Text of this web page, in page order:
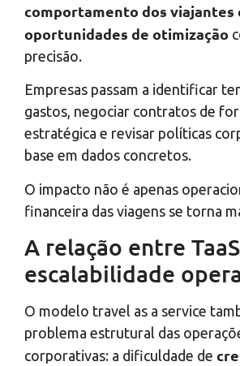
comportamento dos viajantes
oportunidades de otimização
precisão.
Empresas passam a identificar
gastos, negociar contratos de
estratégica e revisar políticas
base em dados concretos.
O impacto não é apenas
financeira das viagens se torna
A relação entre
escalabilidade
O modelo travel as a service
problema estrutural das
corporativas: a dificuldade de